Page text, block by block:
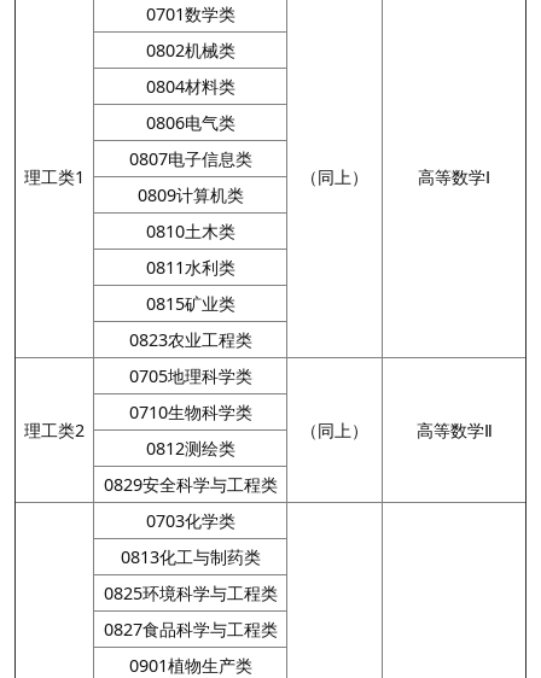
理工类1
0701数学类
（同上） 高等数学Ⅰ
0802机械类
0804材料类
0806电气类
0807电子信息类
0809计算机类
0810土木类
0811水利类
0815矿业类
0823农业工程类
理工类2
0705地理科学类
（同上） 高等数学Ⅱ
0710生物科学类
0812测绘类
0829安全科学与工程类
0703化学类
0813化工与制药类
0825环境科学与工程类
0827食品科学与工程类
0901植物生产类